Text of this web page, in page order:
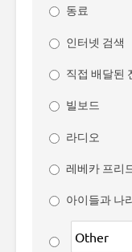
동료
인터넷 검색
직접 배달된
빌보드
라디오
레베카 프리
아이들과 나